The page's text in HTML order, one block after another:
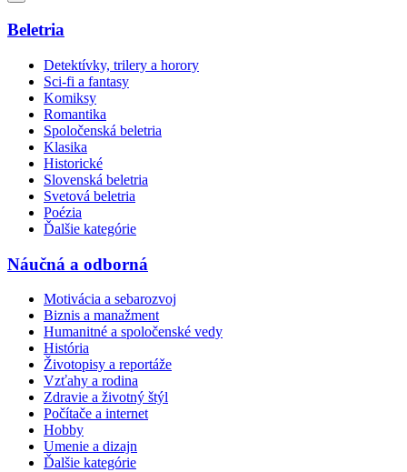
Beletria
Detektívky, trilery a horory
Sci-fi a fantasy
Komiksy
Romantika
Spoločenská beletria
Klasika
Historické
Slovenská beletria
Svetová beletria
Poézia
Ďalšie kategórie
Náučná a odborná
Motivácia a sebarozvoj
Biznis a manažment
Humanitné a spoločenské vedy
História
Životopisy a reportáže
Vzťahy a rodina
Zdravie a životný štýl
Počítače a internet
Hobby
Umenie a dizajn
Ďalšie kategórie